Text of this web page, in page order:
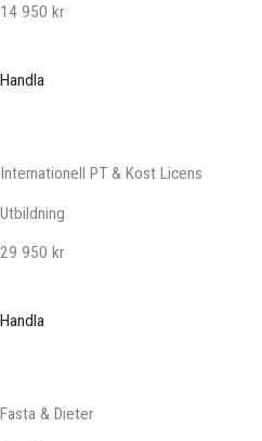
14 950 kr
Handla
Internationell PT & Kost Licens
Utbildning
29 950 kr
Handla
Fasta & Dieter